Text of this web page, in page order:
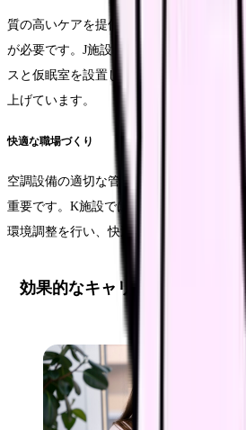
質の高いケアを提供するためには、職員
が必要です。J施設では、休憩室を改装し
スと仮眠室を設置しました。その結果、
上げています。
快適な職場づくり
空調設備の適切な管理や照明の工夫など
重要です。K施設では、職員の意見を取
環境調整を行い、快適な職場環境の維持に
効果的なキャリア支援体制の確